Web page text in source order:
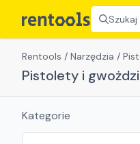
Rentools / Narzędzia /
Pistolety i
Kategorie